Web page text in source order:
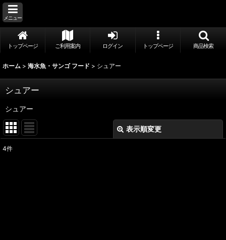
メニュー
トップページ ご利用案内 ログイン トップページ 商品検索
ホーム > 海水魚・サンゴ フード > シュアー
シュアー
シュアー
表示順変更
4件